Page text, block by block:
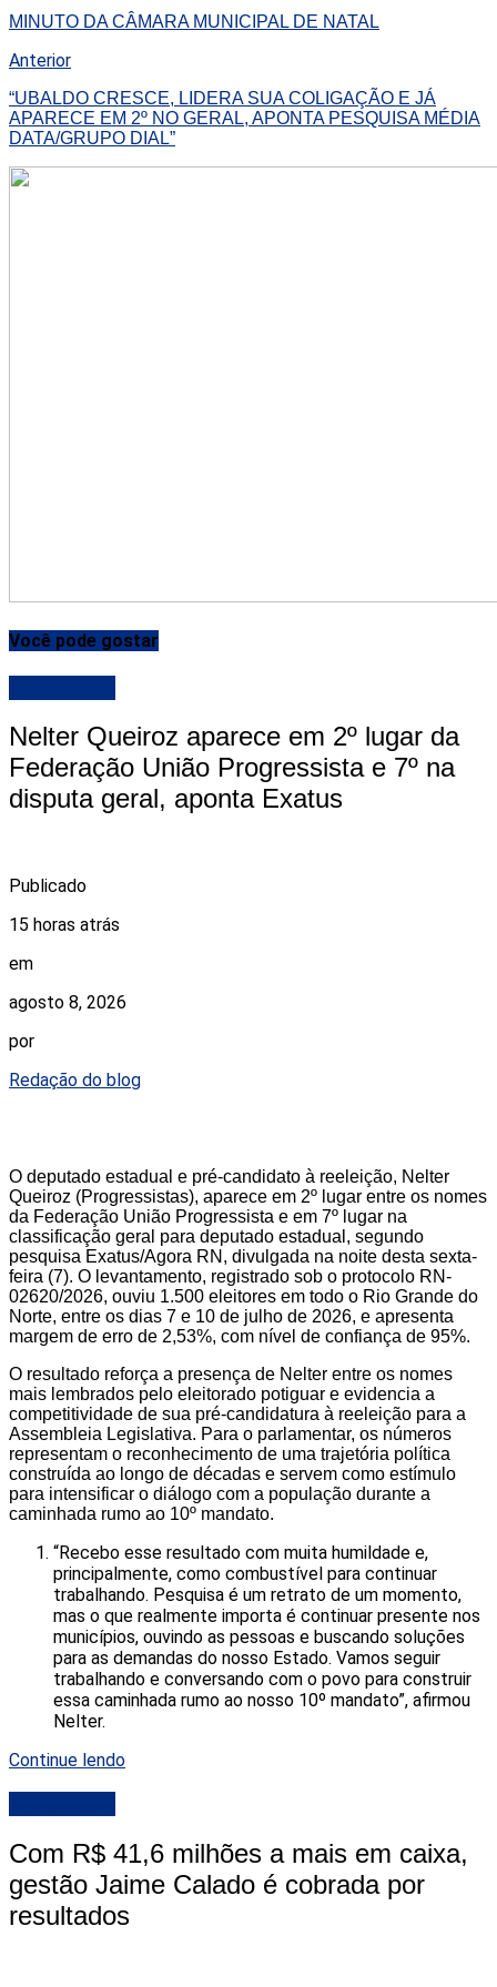
MINUTO DA CÂMARA MUNICIPAL DE NATAL
Anterior
“UBALDO CRESCE, LIDERA SUA COLIGAÇÃO E JÁ
APARECE EM 2º NO GERAL, APONTA PESQUISA MÉDIA
DATA/GRUPO DIAL”
Você pode gostar
Nelter Queiroz aparece em 2º lugar da
Federação União Progressista e 7º na
disputa geral, aponta Exatus
Publicado
15 horas atrás
em
agosto 8, 2026
por
Redação do blog
O deputado estadual e pré-candidato à reeleição, Nelter
Queiroz (Progressistas), aparece em 2º lugar entre os nomes
da Federação União Progressista e em 7º lugar na
classificação geral para deputado estadual, segundo
pesquisa Exatus/Agora RN, divulgada na noite desta sexta-
feira (7). O levantamento, registrado sob o protocolo RN-
02620/2026, ouviu 1.500 eleitores em todo o Rio Grande do
Norte, entre os dias 7 e 10 de julho de 2026, e apresenta
margem de erro de 2,53%, com nível de confiança de 95%.
O resultado reforça a presença de Nelter entre os nomes
mais lembrados pelo eleitorado potiguar e evidencia a
competitividade de sua pré-candidatura à reeleição para a
Assembleia Legislativa. Para o parlamentar, os números
representam o reconhecimento de uma trajetória política
construída ao longo de décadas e servem como estímulo
para intensificar o diálogo com a população durante a
caminhada rumo ao 10º mandato.
“Recebo esse resultado com muita humildade e,
principalmente, como combustível para continuar
trabalhando. Pesquisa é um retrato de um momento,
mas o que realmente importa é continuar presente nos
municípios, ouvindo as pessoas e buscando soluções
para as demandas do nosso Estado. Vamos seguir
trabalhando e conversando com o povo para construir
essa caminhada rumo ao nosso 10º mandato”, afirmou
Nelter.
Continue lendo
Com R$ 41,6 milhões a mais em caixa,
gestão Jaime Calado é cobrada por
resultados